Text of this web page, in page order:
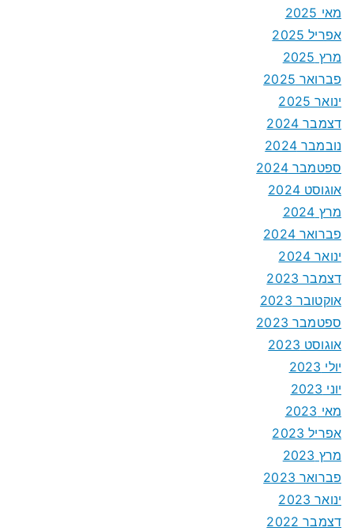
מאי 2025
אפריל 2025
מרץ 2025
פברואר 2025
ינואר 2025
דצמבר 2024
נובמבר 2024
ספטמבר 2024
אוגוסט 2024
מרץ 2024
פברואר 2024
ינואר 2024
דצמבר 2023
אוקטובר 2023
ספטמבר 2023
אוגוסט 2023
יולי 2023
יוני 2023
מאי 2023
אפריל 2023
מרץ 2023
פברואר 2023
ינואר 2023
דצמבר 2022